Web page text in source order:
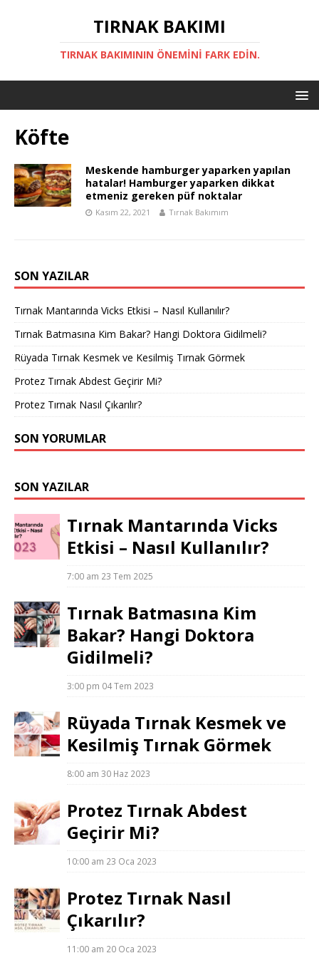
TIRNAK BAKIMI
TIRNAK BAKIMININ ÖNEMINI FARK EDIN.
Köfte
Meskende hamburger yaparken yapılan
hatalar! Hamburger yaparken dikkat
etmeniz gereken püf noktalar
Kasım 22, 2021 Tırnak Bakımım
SON YAZILAR
Tırnak Mantarında Vicks Etkisi – Nasıl Kullanılır?
Tırnak Batmasına Kim Bakar? Hangi Doktora Gidilmeli?
Rüyada Tırnak Kesmek ve Kesilmiş Tırnak Görmek
Protez Tırnak Abdest Geçirir Mi?
Protez Tırnak Nasıl Çıkarılır?
SON YORUMLAR
SON YAZILAR
Tırnak Mantarında Vicks
Etkisi – Nasıl Kullanılır?
7:00 am 23 Tem 2025
Tırnak Batmasına Kim
Bakar? Hangi Doktora
Gidilmeli?
3:00 pm 04 Tem 2023
Rüyada Tırnak Kesmek ve
Kesilmiş Tırnak Görmek
8:00 am 30 Haz 2023
Protez Tırnak Abdest
Geçirir Mi?
10:00 am 23 Oca 2023
Protez Tırnak Nasıl
Çıkarılır?
11:00 am 20 Oca 2023